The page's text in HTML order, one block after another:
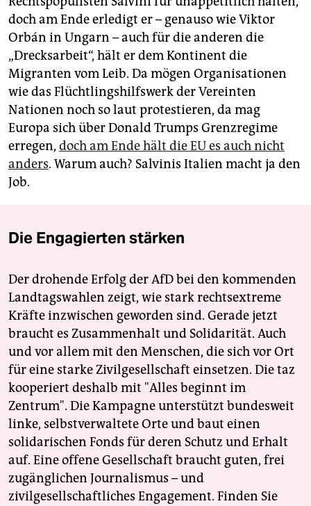
doch am Ende erledigt er – genauso wie Viktor
Orbán in Ungarn – auch für die anderen die
„Drecksarbeit“, hält er dem Kontinent die
Migranten vom Leib. Da mögen Organisationen
wie das Flüchtlingshilfswerk der Vereinten
Nationen noch so laut protestieren, da mag
Europa sich über Donald Trumps Grenzregime
erregen, doch am Ende hält die EU es auch nicht
anders. Warum auch? Salvinis Italien macht ja den
Job.
Die Engagierten stärken
Der drohende Erfolg der AfD bei den kommenden
Landtagswahlen zeigt, wie stark rechtsextreme
Kräfte inzwischen geworden sind. Gerade jetzt
braucht es Zusammenhalt und Solidarität. Auch
und vor allem mit den Menschen, die sich vor Ort
für eine starke Zivilgesellschaft einsetzen. Die taz
kooperiert deshalb mit "Alles beginnt im
Zentrum". Die Kampagne unterstützt bundesweit
linke, selbstverwaltete Orte und baut einen
solidarischen Fonds für deren Schutz und Erhalt
auf. Eine offene Gesellschaft braucht guten, frei
zugänglichen Journalismus – und
zivilgesellschaftliches Engagement. Finden Sie